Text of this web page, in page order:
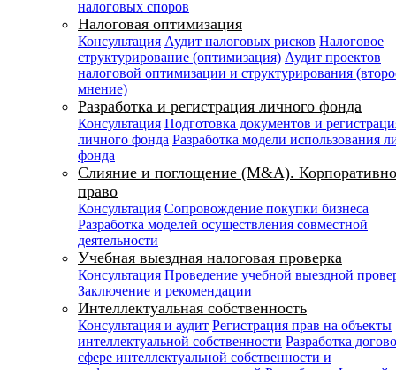
налоговых споров
Налоговая оптимизация
Консультация Аудит налоговых рисков Налоговое
структурирование (оптимизация) Аудит проектов
налоговой оптимизации и структурирования
мнение)
Разработка и регистрация личного фонда
Консультация Подготовка документов и
личного фонда Разработка модели использования
фонда
Слияние и поглощение (M&A).
право
Консультация Сопровождение покупки бизнеса
Разработка моделей осуществления совместной
деятельности
Учебная выездная налоговая проверка
Консультация Проведение учебной выездной
Заключение и рекомендации
Интеллектуальная собственность
Консультация и аудит Регистрация прав на объекты
интеллектуальной собственности Разработка
сфере интеллектуальной собственности и